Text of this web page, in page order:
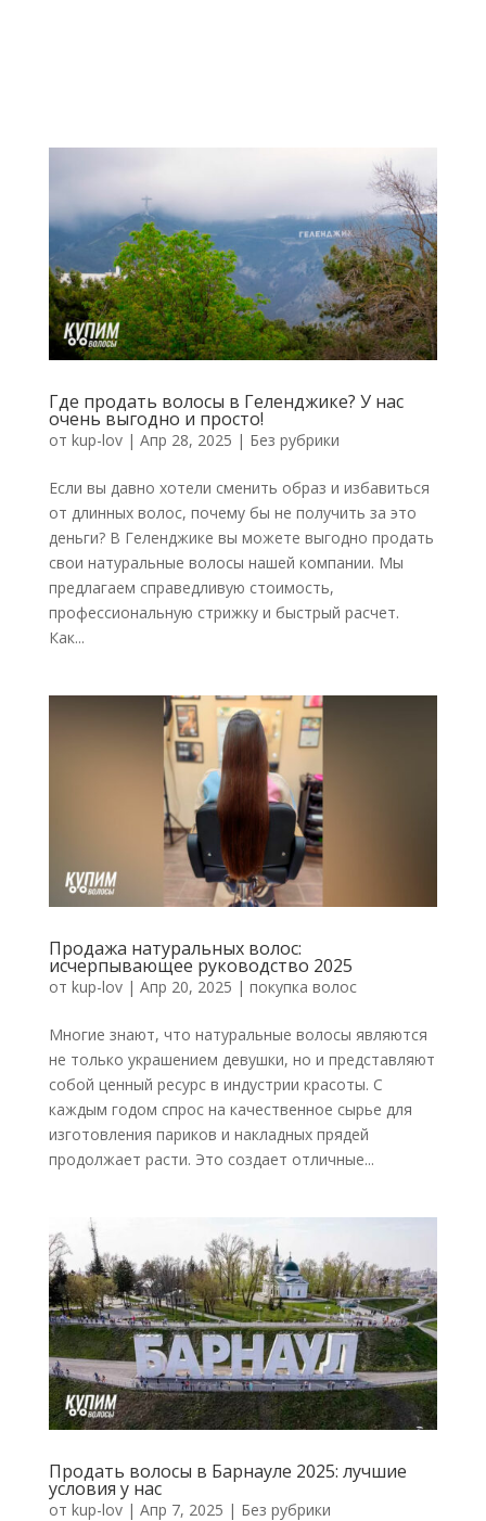
Где продать волосы в Геленджике? У нас
очень выгодно и просто!
от kup-lov| Апр 28, 2025 | Без рубрики
Если вы давно хотели сменить образ и избавиться
от длинных волос, почему бы не получить за это
деньги? В Геленджике вы можете выгодно продать
свои натуральные волосы нашей компании. Мы
предлагаем справедливую стоимость,
профессиональную стрижку и быстрый расчет.
Как...
Продажа натуральных волос:
исчерпывающее руководство 2025
от kup-lov| Апр 20, 2025 | покупка волос
Многие знают, что натуральные волосы являются
не только украшением девушки, но и представляют
собой ценный ресурс в индустрии красоты. С
каждым годом спрос на качественное сырье для
изготовления париков и накладных прядей
продолжает расти. Это создает отличные...
Продать волосы в Барнауле 2025: лучшие
условия у нас
от kup-lov| Апр 7, 2025 | Без рубрики